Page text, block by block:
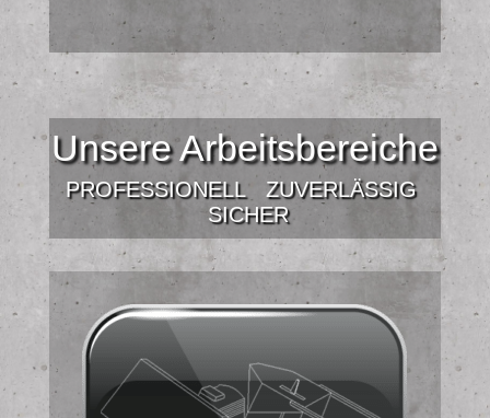
Unsere Arbeitsbereiche
PROFESSIONELLZUVERLÄSSIG
SICHER